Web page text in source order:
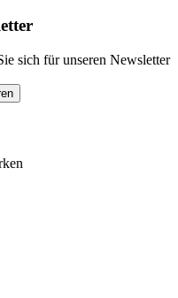
sich für unseren Newsletter